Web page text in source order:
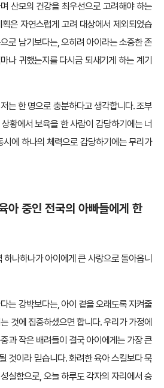
산모의 건강을 최우선으로 고려해야 하는
은 자연스럽게 고려 대상에서 제외되었습
로 남기보다는, 오히려 아이라는 소중한 존
나 귀했는지를 다시금 되새기게 하는 계기
는 한 명으로 충분하다고 생각합니다. 조부
황에서 보육을 한 사람이 감당하기에는 너
에 하나의 체력으로 감당하기에는 무리가
아 중인 전국의 아빠들에게 한
나하나가 아이에게 큰 사랑으로 돌아옵니
는 강박보다는, 아이 곁을 오래도록 지켜줄
것에 집중하셨으면 합니다. 우리가 가정에
과 작은 배려들이 결국 아이에게는 가장 큰
것이라 믿습니다. 화려한 육아 스킬보다 묵
실함으로, 오늘 하루도 각자의 자리에서 승